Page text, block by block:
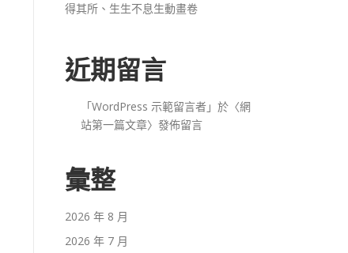
得其所、生生不息生動畫卷
近期留言
「WordPress 示範留言者 」於〈網
站第一篇文章〉發佈留言
彙整
2026 年 8 月
2026 年 7 月